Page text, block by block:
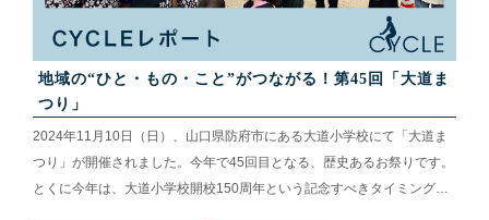
地域の“ひと・もの・こと”がつながる！第45回「大道ま
つり」
2024年11月10日（日）、山口県防府市にある大道小学校にて「大道ま
つり」が開催されました。今年で45回目となる、歴史あるお祭りです。
とくに今年は、大道小学校開校150周年という記念すべきタイミングと